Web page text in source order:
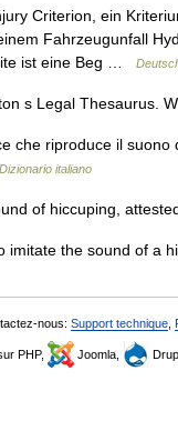
Criterion, ein
Fahrzeugunfall
ist eine Beg …
s Legal Thesaurus.
che riproduce il suono
Dizionario italiano
of hiccuping,
imitate the sound of a
nous: Support technique
PHP, Joomla,